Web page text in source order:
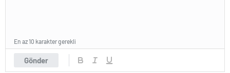
Gönder
En az 10 karakter gerekli